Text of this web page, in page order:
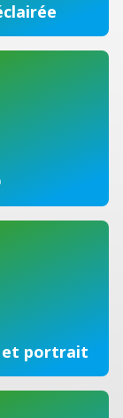
et portrait